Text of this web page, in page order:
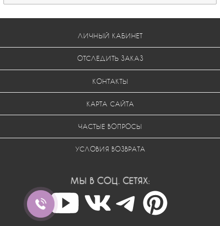
ЛИЧНЫЙ КАБИНЕТ
ОТСЛЕДИТЬ ЗАКАЗ
КОНТАКТЫ
КАРТА САЙТА
ЧАСТЫЕ ВОПРОСЫ
УСЛОВИЯ ВОЗВРАТА
МЫ В СОЦ. СЕТЯХ: